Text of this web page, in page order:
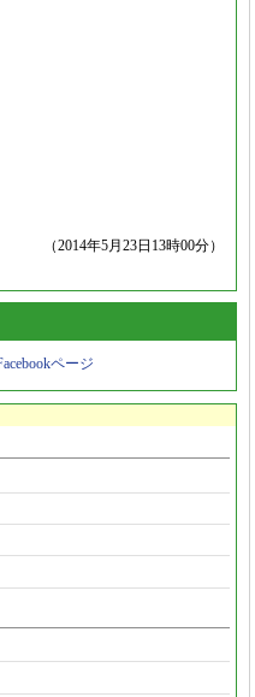
（2014年5月23日13時00分）
ページ